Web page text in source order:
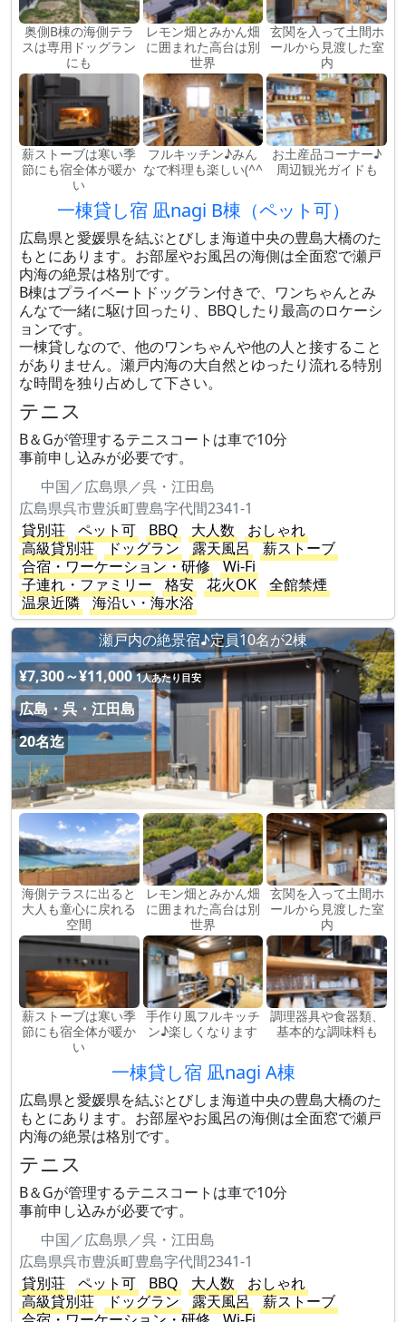
奥側B棟の海側テラ
スは専用ドッグラン
にも
レモン畑とみかん畑
に囲まれた高台は別
世界
玄関を入って土間ホ
ールから見渡した室
内
薪ストーブは寒い季
節にも宿全体が暖か
い
フルキッチン♪みん
なで料理も楽しい(^^
お土産品コーナー♪
周辺観光ガイドも
一棟貸し宿 凪nagi B棟（ペット可）
広島県と愛媛県を結ぶとびしま海道中央の豊島大橋のた
もとにあります。お部屋やお風呂の海側は全面窓で瀬戸
内海の絶景は格別です。
B棟はプライベートドッグラン付きで、ワンちゃんとみ
んなで一緒に駆け回ったり、BBQしたり最高のロケーシ
ョンです。
一棟貸しなので、他のワンちゃんや他の人と接すること
がありません。瀬戸内海の大自然とゆったり流れる特別
な時間を独り占めして下さい。
テニス
B＆Gが管理するテニスコートは車で10分
事前申し込みが必要です。
中国／広島県／呉・江田島
広島県呉市豊浜町豊島字代間2341-1
貸別荘
ペット可 BBQ 大人数
おしゃれ
高級貸別荘
ドッグラン 露天風呂
薪ストーブ
合宿・ワーケーション・研修
Wi-Fi
子連れ・ファミリー
格安 花火OK
全館禁煙
温泉近隣
海沿い・海水浴
瀬戸内の絶景宿♪定員10名が2棟
¥7,300～¥11,000 1人あたり目安
広島・呉・江田島
20名迄
海側テラスに出ると
大人も童心に戻れる
空間
レモン畑とみかん畑
に囲まれた高台は別
世界
玄関を入って土間ホ
ールから見渡した室
内
薪ストーブは寒い季
節にも宿全体が暖か
い
手作り風フルキッチ
ン♪楽しくなります
調理器具や食器類、
基本的な調味料も
一棟貸し宿 凪nagi A棟
広島県と愛媛県を結ぶとびしま海道中央の豊島大橋のた
もとにあります。お部屋やお風呂の海側は全面窓で瀬戸
内海の絶景は格別です。
テニス
B＆Gが管理するテニスコートは車で10分
事前申し込みが必要です。
中国／広島県／呉・江田島
広島県呉市豊浜町豊島字代間2341-1
貸別荘
ペット可 BBQ 大人数
おしゃれ
高級貸別荘
ドッグラン 露天風呂
薪ストーブ